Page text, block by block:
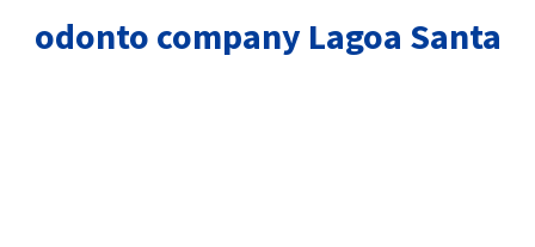
odonto company Lagoa Santa